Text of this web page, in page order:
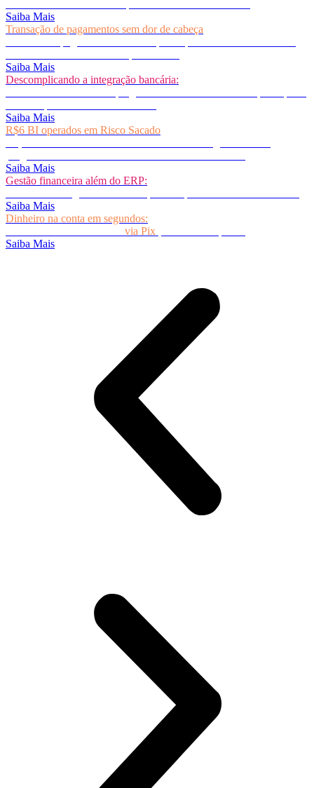
Saiba Mais
Transação de pagamentos sem dor de cabeça
Saiba Mais
Descomplicando a integração bancária:
Saiba Mais
R$6 BI operados em Risco Sacado
Saiba Mais
Gestão financeira além do ERP:
Saiba Mais
Dinheiro na conta em segundos:
via Pix
Saiba Mais